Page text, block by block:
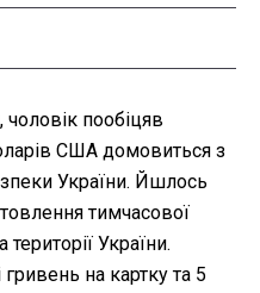
пообіцяв
США домовиться з
України. Йшлось
тимчасової
України.
на картку та 5